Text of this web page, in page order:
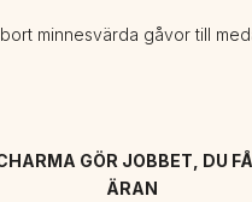
minnesvärda gåvor till
GÖR JOBBET, DU
ÄRAN